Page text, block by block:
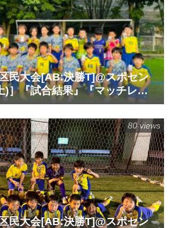
民大会[AB:決勝T]@スポセン
)］『試合結果』『マッチレポ
動画』
民大会[AB:決勝T]@スポセン
80 views